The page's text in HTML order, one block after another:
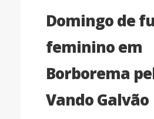
Domingo de
feminino em
Borborema
Vando Galvão